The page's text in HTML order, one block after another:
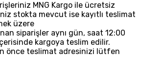
MNG Kargo ile ücretsiz
stokta mevcut ise kayıtlı teslimat
üzere
siparişler aynı gün, saat 12:00
kargoya teslim edilir.
önce teslimat adresinizi lütfen